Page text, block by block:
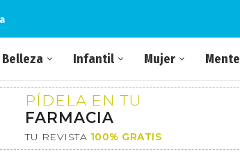
Belleza Infantil Mujer Mente
PÍDELA EN TU
FARMACIA
TU REVISTA 100% GRATIS